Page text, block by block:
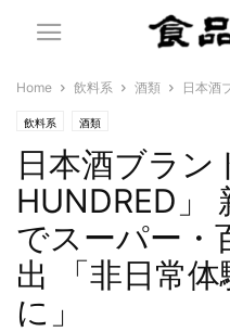
Home 飲料系 酒類 日本酒
飲料系 酒類
日本酒ブラン
HUNDRED」
でスーパー・
出 「非日常
に」